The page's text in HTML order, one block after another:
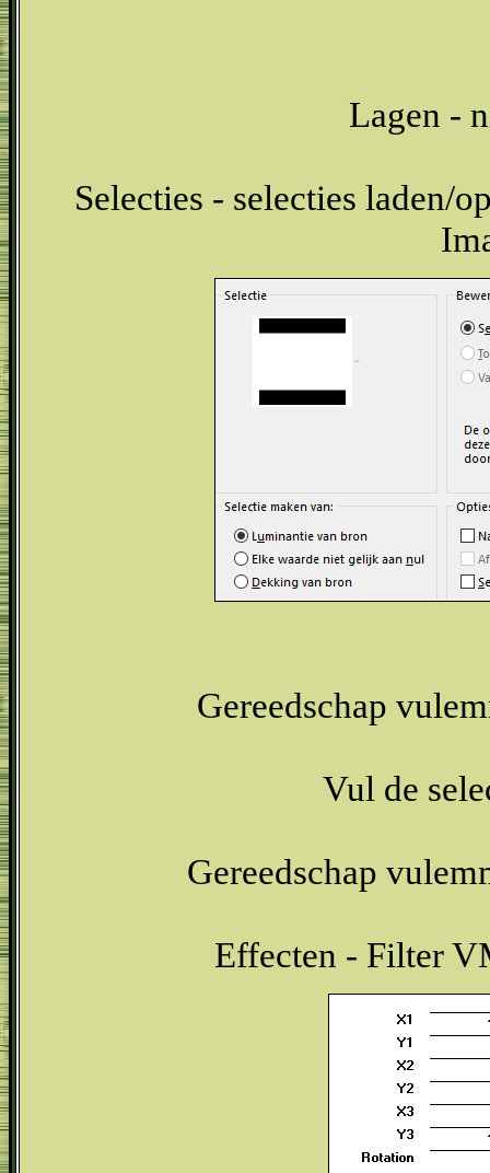
Lagen -
Selecties - selecties laden/
Gereedschap
Vul de
Gereedschap
Effecten - Filter